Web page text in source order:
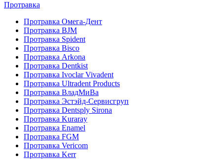
Протравка
Протравка Омега-Дент
Протравка BJM
Протравка Spident
Протравка Bisco
Протравка Arkona
Протравка Dentkist
Протравка Ivoclar Vivadent
Протравка Ultradent Products
Протравка ВладМиВа
Протравка Эстэйд-Сервисгруп
Протравка Dentsply Sirona
Протравка Kuraray
Протравка Enamel
Протравка FGM
Протравка Vericom
Протравка Kerr